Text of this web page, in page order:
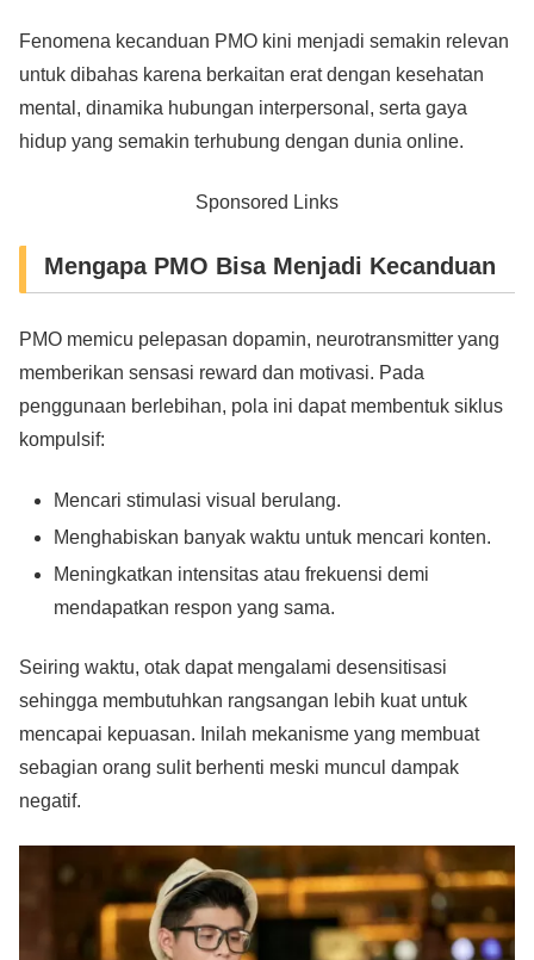
Fenomena kecanduan PMO kini menjadi semakin relevan
untuk dibahas karena berkaitan erat dengan kesehatan
mental, dinamika hubungan interpersonal, serta gaya
hidup yang semakin terhubung dengan dunia online.
Sponsored Links
Mengapa PMO Bisa Menjadi Kecanduan
PMO memicu pelepasan dopamin, neurotransmitter yang
memberikan sensasi reward dan motivasi. Pada
penggunaan berlebihan, pola ini dapat membentuk siklus
kompulsif:
Mencari stimulasi visual berulang.
Menghabiskan banyak waktu untuk mencari konten.
Meningkatkan intensitas atau frekuensi demi
mendapatkan respon yang sama.
Seiring waktu, otak dapat mengalami desensitisasi
sehingga membutuhkan rangsangan lebih kuat untuk
mencapai kepuasan. Inilah mekanisme yang membuat
sebagian orang sulit berhenti meski muncul dampak
negatif.